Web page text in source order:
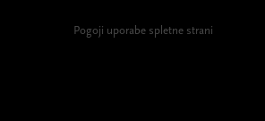
Pogoji uporabe spletne strani